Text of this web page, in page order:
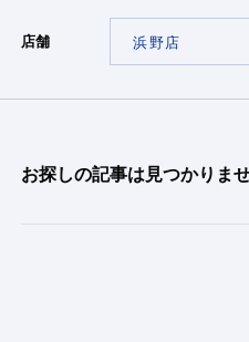
店舗
お探しの記事は見つかりま